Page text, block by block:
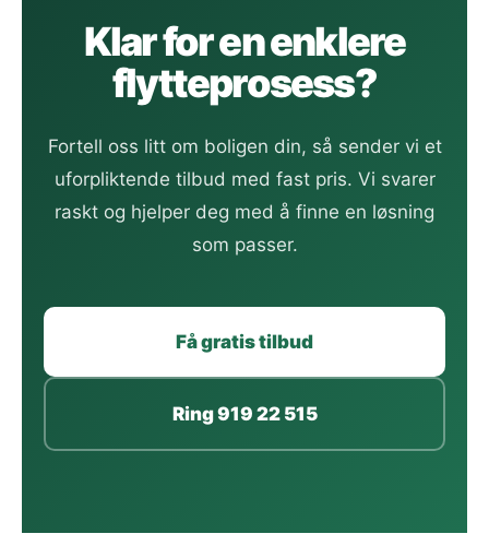
Klar for en enklere
flytteprosess?
Fortell oss litt om boligen din, så sender vi et
uforpliktende tilbud med fast pris. Vi svarer
raskt og hjelper deg med å finne en løsning
som passer.
Få gratis tilbud
Ring 919 22 515